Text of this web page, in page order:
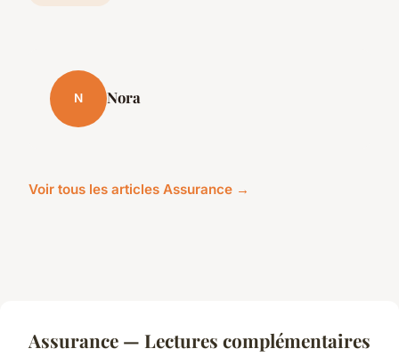
N Nora
Voir tous les articles Assurance →
Assurance — Lectures complémentaires